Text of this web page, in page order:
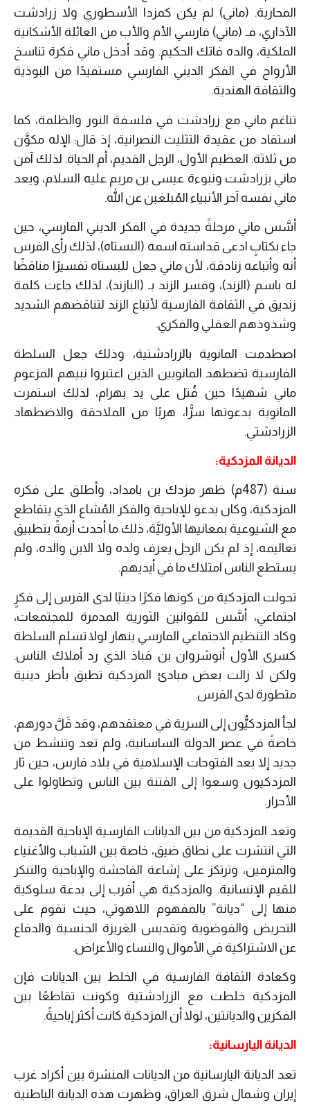
المحاربة. (ماني) لم يكن كمزدا الأسطوري ولا زرادشت
الآذاري، فـ (ماني) فارسي الأم والأب من العائلة الأشكانية
الملكية، والده فاتك الحكيم. وقد أدخل ماني فكرة تناسخ
الأرواح في الفكر الديني الفارسي مستفيدًا من البوذية
والثقافة الهندية.
تناغم ماني مع زرادشت في فلسفة النور والظلمة، كما
استفاد من عقيدة التثليث النصرانية، إذ قال: الإله مكوَّن
من ثلاثة: العظيم الأول، الرجل القديم، أم الحياة. لذلك آمن
ماني بزرادشت ونبوءة عيسى بن مريم عليه السلام، ويعد
ماني نفسه آخر الأنبياء المُبلغين عن الله.
أسَّس ماني مرحلةً جديدة في الفكر الديني الفارسي، حين
جاء بكتابٍ ادعى قداسته اسمه (البستاه)، لذلك رأى الفرس
أنه وأتباعه زنادقة، لأن ماني جعل للبستاه تفسيرًا مناقضًا
له باسم (الزند)، وفسر الزند بـ (البازند)، لذلك جاءت كلمة
زنديق في الثقافة الفارسية لأتباع الزند لتناقضهم الشديد
وشذوذهم العقلي والفكري.
اصطدمت المانوية بالزرادشتية، وذلك جعل السلطة
الفارسية تضطهد المانويين الذين اعتبروا نبيهم المزعوم
ماني شهيدًا حين قُتل على يد بهرام، لذلك استمرت
المانوية بدعوتها سرًّا، هربًا من الملاحقة والاضطهاد
الزرادشتي.
الديانة المزدكية:
سنة (487م) ظهر مزدك بن بامداد، وأطلق على فكره
المزدكية، وكان يدعو للإباحية والفكر المُشاع الذي يتقاطع
مع الشيوعية بمعانيها الأوليَّة، ذلك ما أحدث أزمةً بتطبيق
تعاليمه، إذ لم يكن الرجل يعرف ولده ولا الابن والده، ولم
يستطع الناس امتلاك ما في أيديهم.
تحولت المزدكية من كونها فكرًا دينيًا لدى الفرس إلى فكرٍ
اجتماعي، أسَّس للقوانين الثورية المدمرة للمجتمعات،
وكاد التنظيم الاجتماعي الفارسي ينهار لولا تسلم السلطة
كسرى الأول أنوشروان بن قباذ الذي رد أملاك الناس.
ولكن لا زالت بعض مبادئ المزدكية تطبق بأطر دينية
متطورة لدى الفرس.
لجأ المزدكيُّون إلى السرية في معتقدهم، وقد قَلَّ دورهم،
خاصةً في عصر الدولة الساسانية، ولم تعد وتنشط من
جديد إلا بعد الفتوحات الإسلامية في بلاد فارس، حين ثار
المزدكيون وسعوا إلى الفتنة بين الناس وتطاولوا على
الأحرار.
وتعد المزدكية من بين الديانات الفارسية الإباحية القديمة
التي انتشرت على نطاق ضيق، خاصة بين الشباب والأغنياء
والمترفين، وترتكز على إشاعة الفاحشة والإباحية والتنكر
للقيم الإنسانية. والمزدكية هي أقرب إلى بدعة سلوكية
منها إلى “ديانة” بالمفهوم اللاهوتي، حيث تقوم على
التحريض والفوضوية وتقديس الغريزة الجنسية والدفاع
عن الاشتراكية في الأموال والنساء والأعراض.
وكعادة الثقافة الفارسية في الخلط بين الديانات فإن
المزدكية خلطت مع الزرادشتية وكونت تقاطعًا بين
الفكرين والديانتين، لولا أن المزدكية كانت أكثر إباحيةً.
الديانة اليارسانية:
تعد الديانة اليارسانية من الديانات المنشرة بين أكراد غرب
إيران وشمال شرق العراق، وظهرت هذه الديانة الباطنية